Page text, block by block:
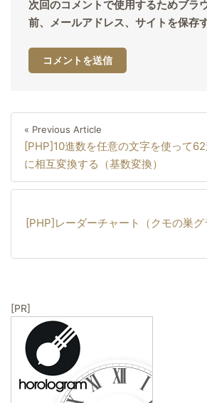
次回のコメントで使用するためブラ
前、メールアドレス、サイトを保存す
ビ
ョ
Previous
Article
« Previous Article
[PHP]10進数を任意の文字を使って
に相互変換する（基数変換）
[PHP]レーダーチャート（クモの巣
[PR]